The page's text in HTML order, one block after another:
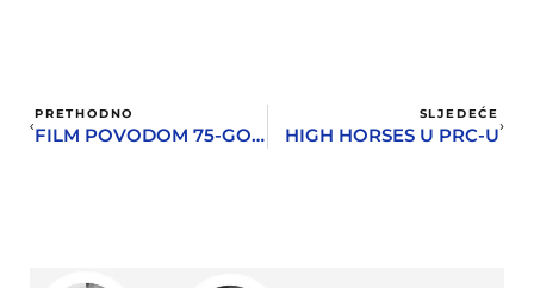
PRETHODNO
FILM POVODOM 75-GODIŠNJICE POBUNE U LOGORU SMRTI SOBIBOR
SLJEDEĆE
HIGH HORSES U PRC-U